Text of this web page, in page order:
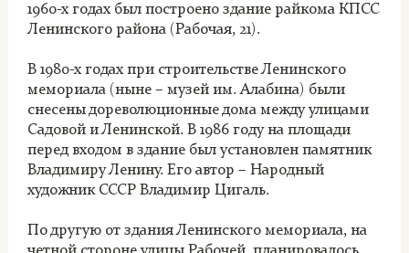
1960-х годах был построено здание райкома КПСС
Ленинского района (Рабочая, 21).
В 1980-х годах при строительстве Ленинского
мемориала (ныне – музей им. Алабина) были
снесены дореволюционные дома между улицами
Садовой и Ленинской. В 1986 году на площади
перед входом в здание был установлен памятник
Владимиру Ленину. Его автор – Народный
художник СССР Владимир Цигаль.
По другую от здания Ленинского мемориала, на